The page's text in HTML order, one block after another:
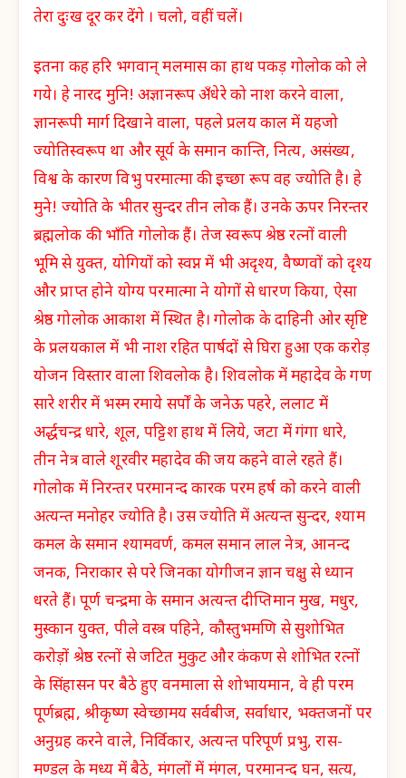
तेरा दुःख दूर कर देंगे । चलो, वहीं चलें।
इतना कह हरि भगवान् मलमास का हाथ पकड़ गोलोक को ले
गये। हे नारद मुनि! अज्ञानरूप अँधेरे को नाश करने वाला,
ज्ञानरूपी मार्ग दिखाने वाला, पहले प्रलय काल में यहजो
ज्योतिस्वरूप था और सूर्य के समान कान्ति, नित्य, असंख्य,
विश्व के कारण विभु परमात्मा की इच्छा रूप वह ज्योति है। हे
मुने! ज्योति के भीतर सुन्दर तीन लोक हैं। उनके ऊपर निरन्तर
ब्रह्मलोक की भाँति गोलोक हैं। तेज स्वरूप श्रेष्ठ रत्नों वाली
भूमि से युक्त, योगियों को स्वप्न में भी अदृश्य, वैष्णवों को दृश्य
और प्राप्त होने योग्य परमात्मा ने योगों से धारण किया, ऐसा
श्रेष्ठ गोलोक आकाश में स्थित है। गोलोक के दाहिनी ओर सृष्टि
के प्रलयकाल में भी नाश रहित पार्षदों से घिरा हुआ एक करोड़
योजन विस्तार वाला शिवलोक है। शिवलोक में महादेव के गण
सारे शरीर में भस्म रमाये सर्पों के जनेऊ पहरे, ललाट में
अर्द्धचन्द्र धारे, शूल, पट्टिश हाथ में लिये, जटा में गंगा धारे,
तीन नेत्र वाले शूरवीर महादेव की जय कहने वाले रहते हैं।
गोलोक में निरन्तर परमानन्द कारक परम हर्ष को करने वाली
अत्यन्त मनोहर ज्योति है। उस ज्योति में अत्यन्त सुन्दर, श्याम
कमल के समान श्यामवर्ण, कमल समान लाल नेत्र, आनन्द
जनक, निराकार से परे जिनका योगीजन ज्ञान चक्षु से ध्यान
धरते हैं। पूर्ण चन्द्रमा के समान अत्यन्त दीप्तिमान मुख, मधुर,
मुस्कान युक्त, पीले वस्त्र पहिने, कौस्तुभमणि से सुशोभित
करोड़ों श्रेष्ठ रत्नों से जटित मुकुट और कंकण से शोभित रत्नों
के सिंहासन पर बैठे हुए वनमाला से शोभायमान, वे ही परम
पूर्णब्रह्म, श्रीकृष्ण स्वेच्छामय सर्वबीज, सर्वाधार, भक्तजनों पर
अनुग्रह करने वाले, निर्विकार, अत्यन्त परिपूर्ण प्रभु, रास-
मण्डल के मध्य में बैठे, मंगलों में मंगल, परमानन्द घन, सत्य,